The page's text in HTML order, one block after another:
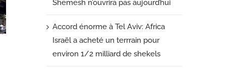
Shemesh n’ouvrira pas aujourd’hui
Accord énorme à Tel Aviv: Africa
Israël a acheté un terrrain pour
environ 1/2 milliard de shekels